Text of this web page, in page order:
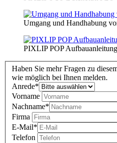
Umgang und Handhabung
PIXLIP POP
Haben Sie mehr Fragen zu
wie möglich bei Ihnen melden.
Anrede*
Vorname
Nachname*
Firma
E-Mail*
Telefon